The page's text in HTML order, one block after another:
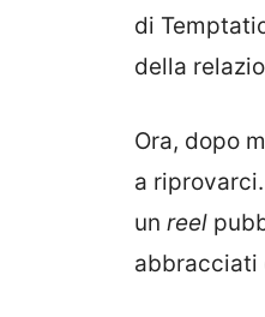
di
della
Ora, dopo
a
un reel
abbracciati